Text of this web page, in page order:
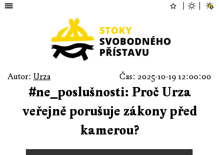
Autor: Urza Čas: 2025-10-19 12:00:00
#ne_poslušnosti: Proč Urza
veřejně porušuje zákony před
kamerou?